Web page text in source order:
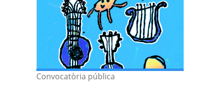
Convocatòria pública